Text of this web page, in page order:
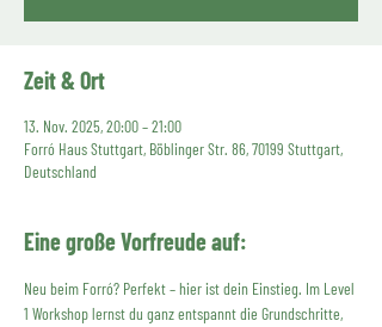
Zeit & Ort
13. Nov. 2025, 20:00 – 21:00
Forró Haus Stuttgart, Böblinger Str. 86, 70199 Stuttgart,
Deutschland
Eine große Vorfreude auf:
Neu beim Forró? Perfekt – hier ist dein Einstieg. Im Level
1 Workshop lernst du ganz entspannt die Grundschritte,